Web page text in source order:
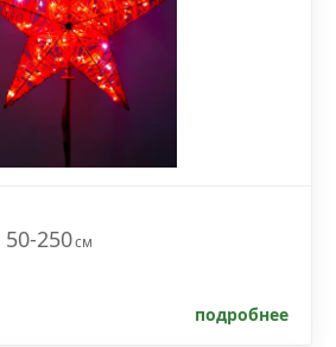
50-250см
подробнее